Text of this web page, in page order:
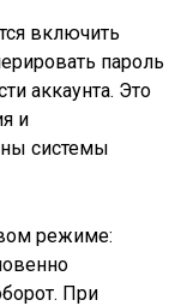
включить
пароль
аккаунта. Это
и
системы
режиме:
При